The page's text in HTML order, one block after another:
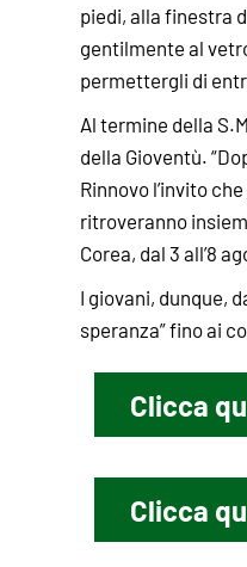
piedi, alla finestra
gentilmente al
permettergli di
Al termine della
della Gioventù.
Rinnovo l’invito che
ritroveranno
Corea, dal 3 all’8
I giovani, dunque,
speranza” fino ai
Clicca
Clicca